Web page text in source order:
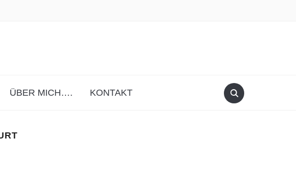
ÜBER MICH…. KONTAKT